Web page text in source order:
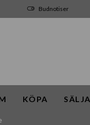
Budnotiser
KÖPA SÄLJA